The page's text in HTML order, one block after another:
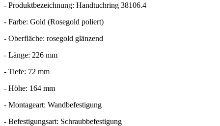
- Produktbezeichnung: Handtuchring 38106.4
- Farbe: Gold (Rosegold poliert)
- Oberfläche: rosegold glänzend
- Länge: 226 mm
- Tiefe: 72 mm
- Höhe: 164 mm
- Montageart: Wandbefestigung
- Befestigungsart: Schraubbefestigung